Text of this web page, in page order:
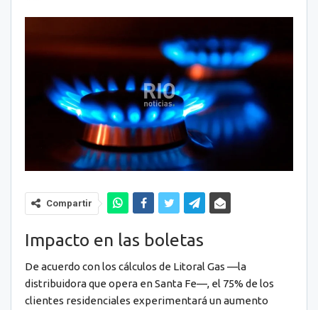
Compartir
Impacto en las boletas
De acuerdo con los cálculos de Litoral Gas —la
distribuidora que opera en Santa Fe—, el 75% de los
clientes residenciales experimentará un aumento